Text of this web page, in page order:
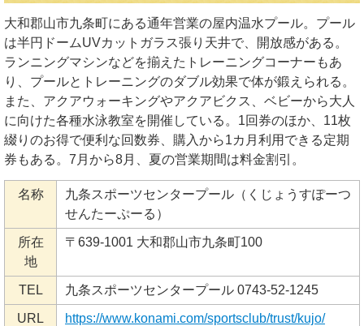
大和郡山市九条町にある通年営業の屋内温水プール。プール
は半円ドームUVカットガラス張り天井で、開放感がある。
ランニングマシンなどを揃えたトレーニングコーナーもあ
り、プールとトレーニングのダブル効果で体が鍛えられる。
また、アクアウォーキングやアクアビクス、ベビーから大人
に向けた各種水泳教室を開催している。1回券のほか、11枚
綴りのお得で便利な回数券、購入から1カ月利用できる定期
券もある。7月から8月、夏の営業期間は料金割引。
名称
九条スポーツセンタープール（くじょうすぽーつ
せんたーぷーる）
所在
地
〒639-1001 大和郡山市九条町100
TEL 九条スポーツセンタープール 0743-52-1245
URL https://www.konami.com/sportsclub/trust/kujo/